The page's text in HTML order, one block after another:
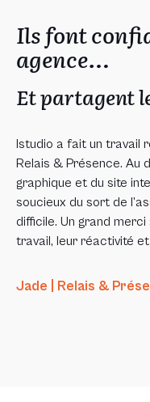
Ils font
agence…
Et partagent
Istudio a fait un travail
Relais & Présence. Au
graphique et du site
soucieux du sort de
difficile. Un grand
travail, leur réactivité
Jade | Relais &